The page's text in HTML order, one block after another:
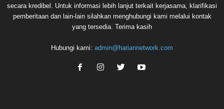
secara kredibel. Untuk informasi lebih lanjut terkait kerjasama, klarifikasi
pemberitaan dan lain-lain silahkan menghubungi kami melalui kontak
yang tersedia. Terima kasih
Hubungi kami: admin@hariannetwork.com